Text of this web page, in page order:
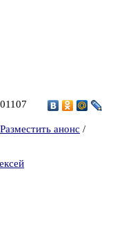
Разместить анонс /